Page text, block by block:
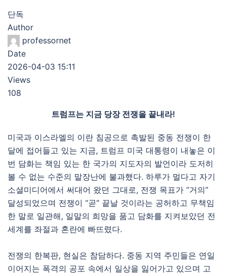
단독
Author
professornet
Date
2026-04-03 15:11
Views
108
트럼프는 지금 당장 전쟁을 끝내라!
미국과 이스라엘의 이란 침공으로 촉발된 중동 전쟁이 한
달에 접어들고 있는 지금, 트럼프 미국 대통령이 내놓은 이
번 담화는 책임 있는 한 국가의 지도자의 발언이라 도저히
볼 수 없는 수준의 말장난에 불과했다. 하루가 멀다고 자기
소셜미디어에서 써대어 왔던 그대로, 전쟁 목표가 “거의”
달성되었으며 전쟁이 “곧” 끝날 것이라는 공허하고 무책임
한 말로 일관해, 일말의 희망을 품고 담화를 지켜보았던 전
세계를 좌절과 혼란에 빠뜨렸다.
전쟁의 한복판, 현실은 참담하다. 중동 지역 주민들은 연일
이어지는 폭격의 공포 속에서 일상을 잃어가고 있으며 고